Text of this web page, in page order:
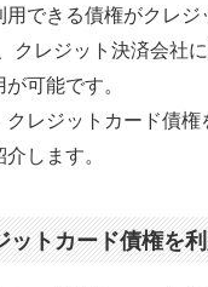
用できる債権がクレジ
クレジット決済会社
可能です。
クレジットカード債
します。
ットカード債権を